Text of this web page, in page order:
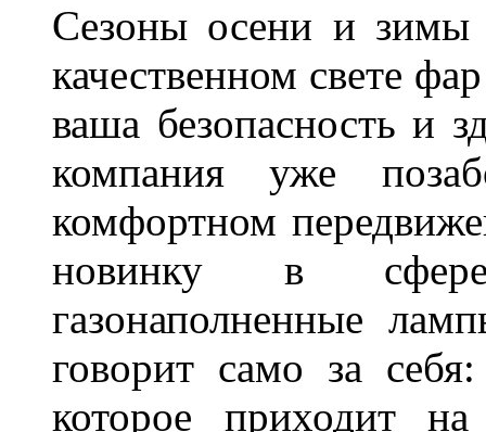
Сезоны осени и зимы
качественном свете
ваша безопасность и
компания уже
комфортном
новинку в
газонаполненные
говорит само за
которое приходит